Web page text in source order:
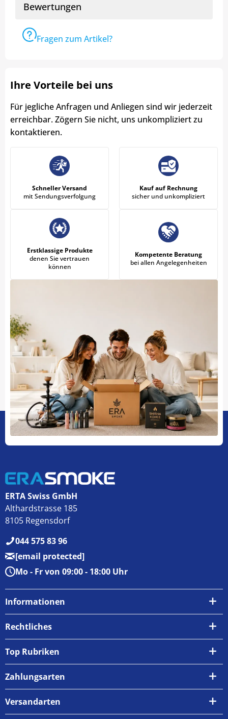
Bewertungen
Fragen zum Artikel?
Ihre Vorteile bei uns
Für jegliche Anfragen und Anliegen sind wir jederzeit
erreichbar. Zögern Sie nicht, uns unkompliziert zu
kontaktieren.
Schneller Versand
mit Sendungsverfolgung
Kauf auf Rechnung
sicher und unkompliziert
Erstklassige Produkte
denen Sie vertrauen
können
Kompetente Beratung
bei allen Angelegenheiten
ERTA Swiss GmbH
Althardstrasse 185
8105 Regensdorf
044 575 83 96
[email protected]
Mo - Fr von 09:00 - 18:00 Uhr
Informationen
Über uns
Zahlungsarten
Versand & Abholung
Newsletter
Rechtliches
AGB
Widerrufsrecht
Top Rubriken
Zahlungsarten
Versandarten